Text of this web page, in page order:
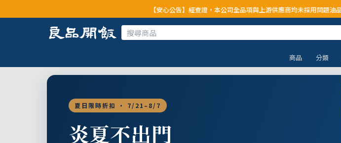
【安心公告】經查證，本公司全品項與上游供應商均未採用問題油品，請安心購買食用
商品 分類
夏日限時折扣 · 7/21–8/7
炎夏不出門